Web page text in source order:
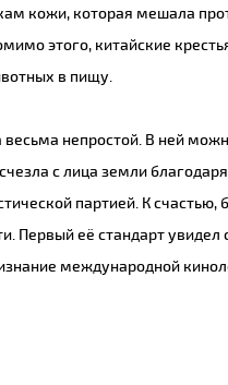
кожи, которая мешала
этого, китайские
в пищу.
непростой. В ней
с лица земли
партией. К счастью,
Первый её стандарт увидел
международной